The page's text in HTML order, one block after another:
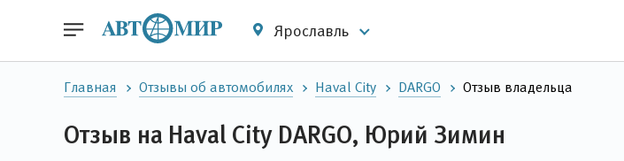
Ярославль
Главная Отзывы об автомобилях Haval City DARGO Отзыв владельца
Отзыв на Haval City DARGO, Юрий Зимин